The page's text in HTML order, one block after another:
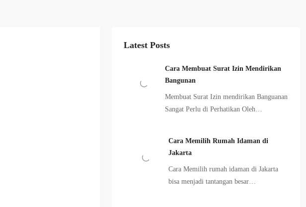
Latest Posts
Cara Membuat Surat Izin Mendirikan
Bangunan
Membuat Surat Izin mendirikan Banguanan
Sangat Perlu di Perhatikan Oleh…
Cara Memilih Rumah Idaman di
Jakarta
Cara Memilih rumah idaman di Jakarta
bisa menjadi tantangan besar…